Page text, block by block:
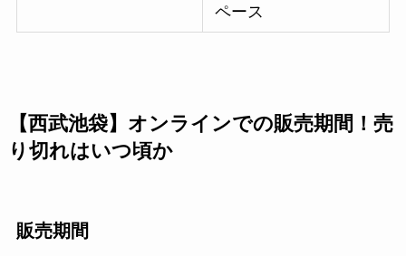
ペース
【西武池袋】オンラインでの販売期間！売
り切れはいつ頃か
販売期間